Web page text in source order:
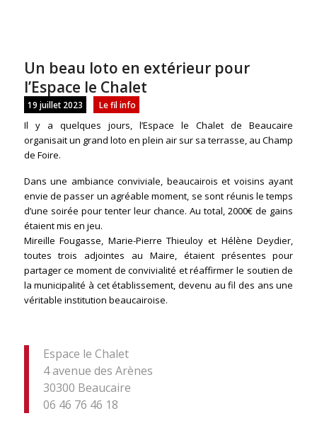
Un beau loto en extérieur pour
l’Espace le Chalet
19 juillet 2023 Le fil info
Il y a quelques jours, l’Espace le Chalet de Beaucaire
organisait un grand loto en plein air sur sa terrasse, au Champ
de Foire.
Dans une ambiance conviviale, beaucairois et voisins ayant
envie de passer un agréable moment, se sont réunis le temps
d’une soirée pour tenter leur chance. Au total, 2000€ de gains
étaient mis en jeu.
Mireille Fougasse, Marie-Pierre Thieuloy et Hélène Deydier,
toutes trois adjointes au Maire, étaient présentes pour
partager ce moment de convivialité et réaffirmer le soutien de
la municipalité à cet établissement, devenu au fil des ans une
véritable institution beaucairoise.
Espace le Chalet
4 avenue des Arènes
30300 Beaucaire
06 46 76 46 18